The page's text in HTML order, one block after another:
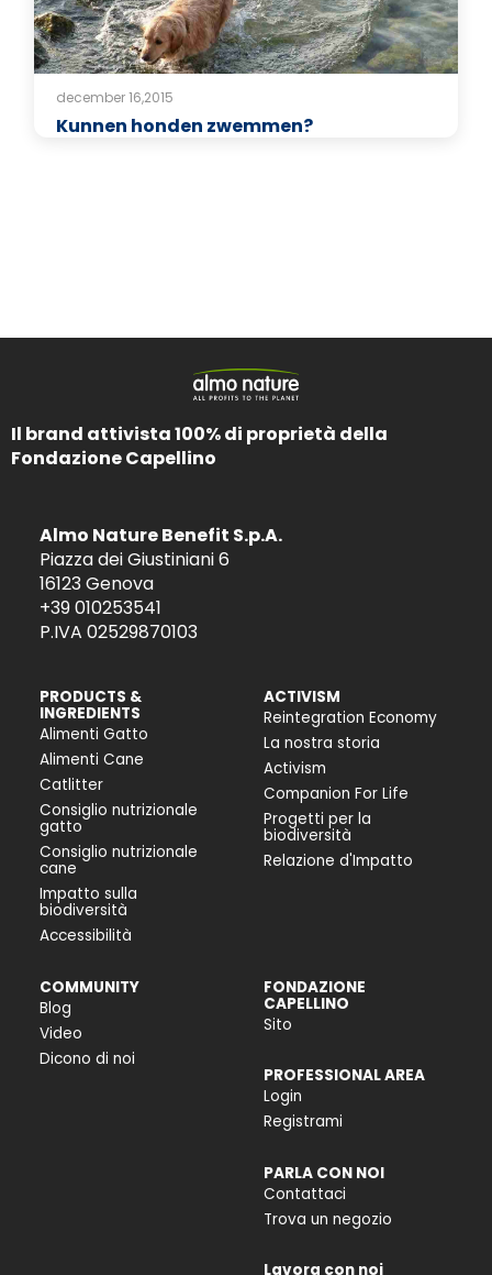
december 16,2015
Kunnen honden zwemmen?
Il brand attivista 100% di proprietà della
Fondazione Capellino
Almo Nature Benefit S.p.A.
Piazza dei Giustiniani 6
16123 Genova
+39 010253541
P.IVA 02529870103
PRODUCTS &
INGREDIENTS
Alimenti Gatto
Alimenti Cane
Catlitter
Consiglio nutrizionale
gatto
Consiglio nutrizionale
cane
Impatto sulla
biodiversità
Accessibilità
ACTIVISM
Reintegration Economy
La nostra storia
Activism
Companion For Life
Progetti per la
biodiversità
Relazione d'Impatto
COMMUNITY
Blog
Video
Dicono di noi
FONDAZIONE
CAPELLINO
Sito
PROFESSIONAL AREA
Login
Registrami
PARLA CON NOI
Contattaci
Trova un negozio
Lavora con noi